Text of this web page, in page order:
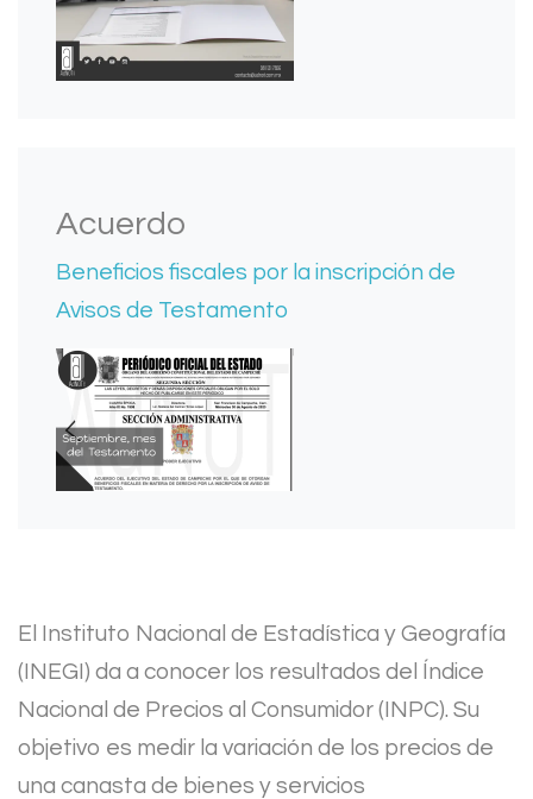
Acuerdo
Beneficios fiscales por la inscripción de
Avisos de Testamento
El Instituto Nacional de Estadística y Geografía
(INEGI) da a conocer los resultados del Índice
Nacional de Precios al Consumidor (INPC). Su
objetivo es medir la variación de los precios de
una canasta de bienes y servicios